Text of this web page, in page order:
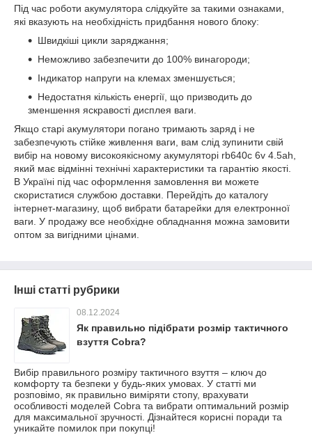
Під час роботи акумулятора слідкуйте за такими ознаками,
які вказують на необхідність придбання нового блоку:
Швидкіші цикли заряджання;
Неможливо забезпечити до 100% винагороди;
Індикатор напруги на клемах зменшується;
Недостатня кількість енергії, що призводить до
зменшення яскравості дисплея ваги.
Якщо старі акумулятори погано тримають заряд і не
забезпечують стійке живлення ваги, вам слід зупинити свій
вибір на новому високоякісному акумуляторі rb640c 6v 4.5ah,
який має відмінні технічні характеристики та гарантію якості.
В Україні під час оформлення замовлення ви можете
скористатися службою доставки. Перейдіть до каталогу
інтернет-магазину, щоб вибрати батарейки для електронної
ваги. У продажу все необхідне обладнання можна замовити
оптом за вигідними цінами.
Інші статті рубрики
08.12.2024
Як правильно підібрати розмір тактичного
взуття Cobra?
Вибір правильного розміру тактичного взуття – ключ до
комфорту та безпеки у будь-яких умовах. У статті ми
розповімо, як правильно виміряти стопу, врахувати
особливості моделей Cobra та вибрати оптимальний розмір
для максимальної зручності. Дізнайтеся корисні поради та
уникайте помилок при покупці!